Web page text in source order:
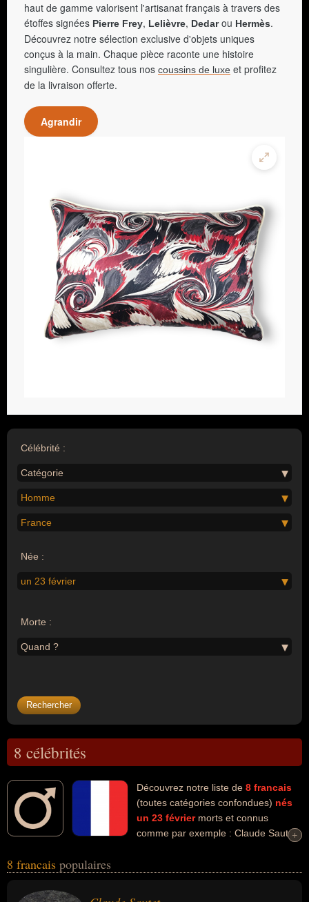
haut de gamme valorisent l'artisanat français à travers des
étoffes signées Pierre Frey, Lelièvre, Dedarou Hermès.
Découvrez notre sélection exclusive d'objets uniques
conçus à la main. Chaque pièce raconte une histoire
singulière. Consultez tous nos coussins de luxe et profitez
de la livraison offerte.
Agrandir
Célébrité :
Catégorie
Homme
France
Née :
un 23 février
Morte :
Quand ?
8 célébrités
Découvrez notre liste de 8 francais
(toutes catégories confondues) nés
un 23 février morts et connus
comme par exemple : Claude Sautet,
Clébert, Rémy Kolpa Kopoul, Mouloud Aounit... Ces personnalités
domaines de l'art, du cinéma, de l'enseignement, de l'histoire, de la
+
+
8 francais populaires